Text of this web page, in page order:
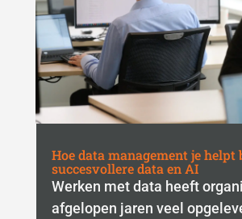
Hoe data management je helpt
succesvollere data en AI
Werken met data heeft
afgelopen jaren veel